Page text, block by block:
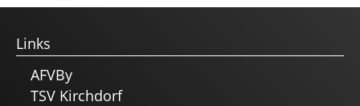
Links
AFVBy
TSV Kirchdorf